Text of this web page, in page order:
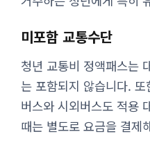
미포함 교통수단
청년 교통비 정액패스는
는 포함되지 않습니다.
버스와 시외버스도 적용
때는 별도로 요금을 결제